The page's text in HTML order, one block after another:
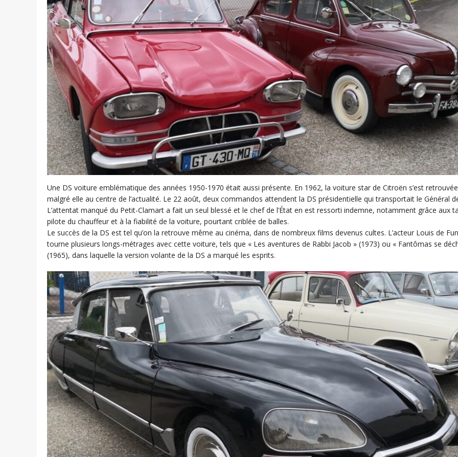
Une DS voiture emblématique des années 1950-1970 était aussi présente. En 1962, la voiture star de Citroën s’est
malgré elle au centre de l’actualité. Le 22 août, deux commandos attendent la DS présidentielle qui transportait le Général
L’attentat manqué du Petit-Clamart a fait un seul blessé et le chef de l’État en est ressorti indemne, notamment grâce aux
pilote du chauffeur et à la fiabilité de la voiture, pourtant criblée de balles.
Le succès de la DS est tel qu’on la retrouve même au cinéma, dans de nombreux films devenus cultes. L’acteur Louis de
tourne plusieurs longs-métrages avec cette voiture, tels que « Les aventures de Rabbi Jacob » (1973) ou « Fantômas se
(1965), dans laquelle la version volante de la DS a marqué les esprits.